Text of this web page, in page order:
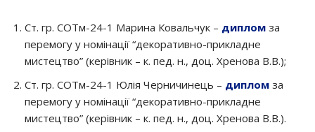
Ст. гр. СОТм-24-1 Марина Ковальчук – диплом за
перемогу у номінації “декоративно-прикладне
мистецтво” (керівник – к. пед. н., доц. Хренова В.В.);
Ст. гр. СОТм-24-1 Юлія Черничинець – диплом за
перемогу у номінації “декоративно-прикладне
мистецтво” (керівник – к. пед. н., доц. Хренова В.В.).